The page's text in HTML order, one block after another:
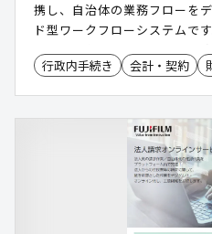
携し、自治体の業務フローを
ド型ワークフローシステムで
スを効率化し、紙ベースの業
で申請書作成が可能で、スマ
行政内手続き 会計・契約